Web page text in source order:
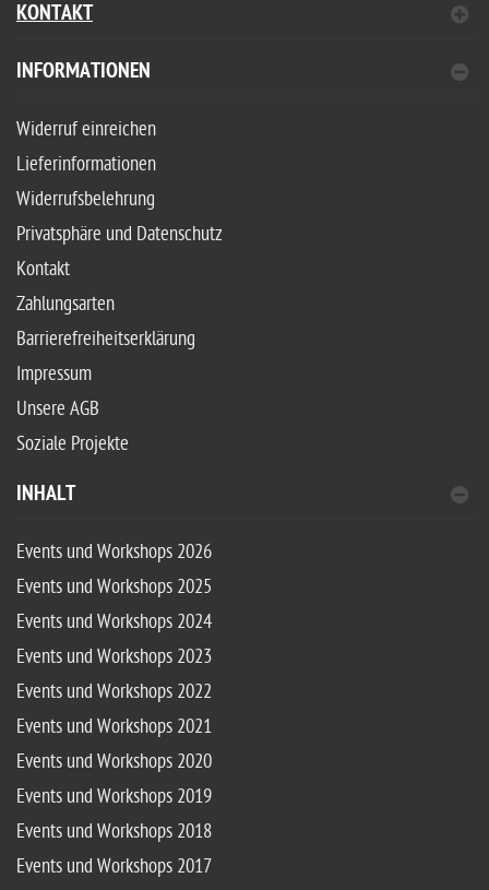
KONTAKT
INFORMATIONEN
Widerruf einreichen
Lieferinformationen
Widerrufsbelehrung
Privatsphäre und Datenschutz
Kontakt
Zahlungsarten
Barrierefreiheitserklärung
Impressum
Unsere AGB
Soziale Projekte
INHALT
Events und Workshops 2026
Events und Workshops 2025
Events und Workshops 2024
Events und Workshops 2023
Events und Workshops 2022
Events und Workshops 2021
Events und Workshops 2020
Events und Workshops 2019
Events und Workshops 2018
Events und Workshops 2017